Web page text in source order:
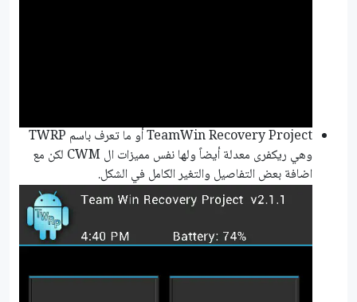
TeamWin Recovery Project أو ما تعرف باسم TWRP
وهي ريكفرى معدلة أيضاً ولها نفس مميزات ال CWM لكن مع
اضافة بعض التفاصيل والتغير الكامل في الشكل.